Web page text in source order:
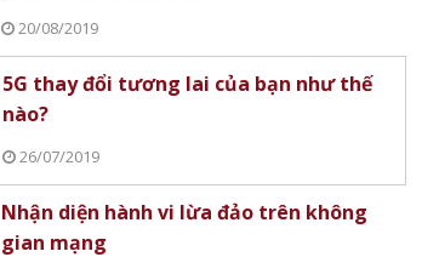
20/08/2019
5G thay đổi tương lai của bạn như thế
nào?
26/07/2019
Nhận diện hành vi lừa đảo trên không
gian mạng